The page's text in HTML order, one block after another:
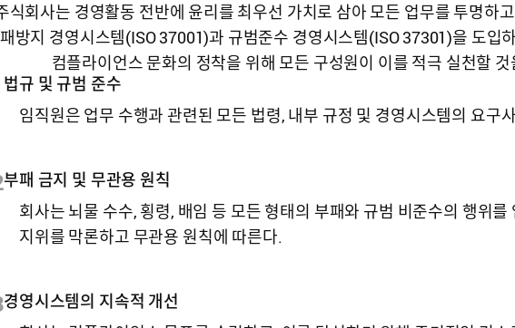
식회사는 경영활동 전반에 윤리를 최우선 가치로 삼아 모든 업무를 투명하
방지 경영시스템(ISO 37001)과 규범준수 경영시스템(ISO 37301)을 도입
컴플라이언스 문화의 정착을 위해 모든 구성원이 이를 적극 실천할
법규 및 규범 준수
임직원은 업무 수행과 관련된 모든 법령, 내부 규정 및 경영시스템의 요구
부패 금지 및 무관용 원칙
회사는 뇌물 수수, 횡령, 배임 등 모든 형태의 부패와 규범 비준수의 행위를
지위를 막론하고 무관용 원칙에 따른다.
경영시스템의 지속적 개선